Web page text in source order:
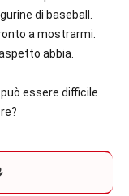
di baseball.
a mostrarmi.
abbia.
essere difficile